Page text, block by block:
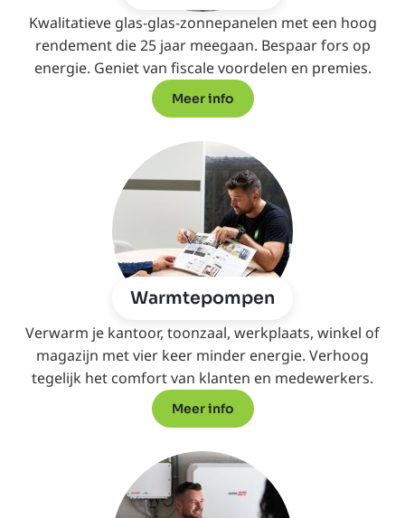
Kwalitatieve glas-glas-zonnepanelen met een hoog
rendement die 25 jaar meegaan. Bespaar fors op
energie. Geniet van fiscale voordelen en premies.
Meer info
Warmtepompen
Verwarm je kantoor, toonzaal, werkplaats, winkel of
magazijn met vier keer minder energie. Verhoog
tegelijk het comfort van klanten en medewerkers.
Meer info